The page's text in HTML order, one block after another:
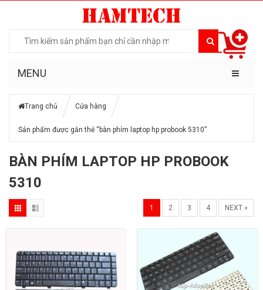
MENU
Trang chủ Cửa hàng
Sản phẩm được gắn thẻ “bàn phím laptop hp probook 5310”
BÀN PHÍM LAPTOP HP PROBOOK
5310
1 2 3 4 NEXT »